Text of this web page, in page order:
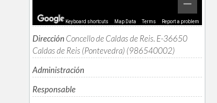
Keyboard shortcuts Map Data Terms Report a problem
Dirección Concello de Caldas de Reis. E-36650
Caldas de Reis (Pontevedra) (986540002)
Administración
Responsable